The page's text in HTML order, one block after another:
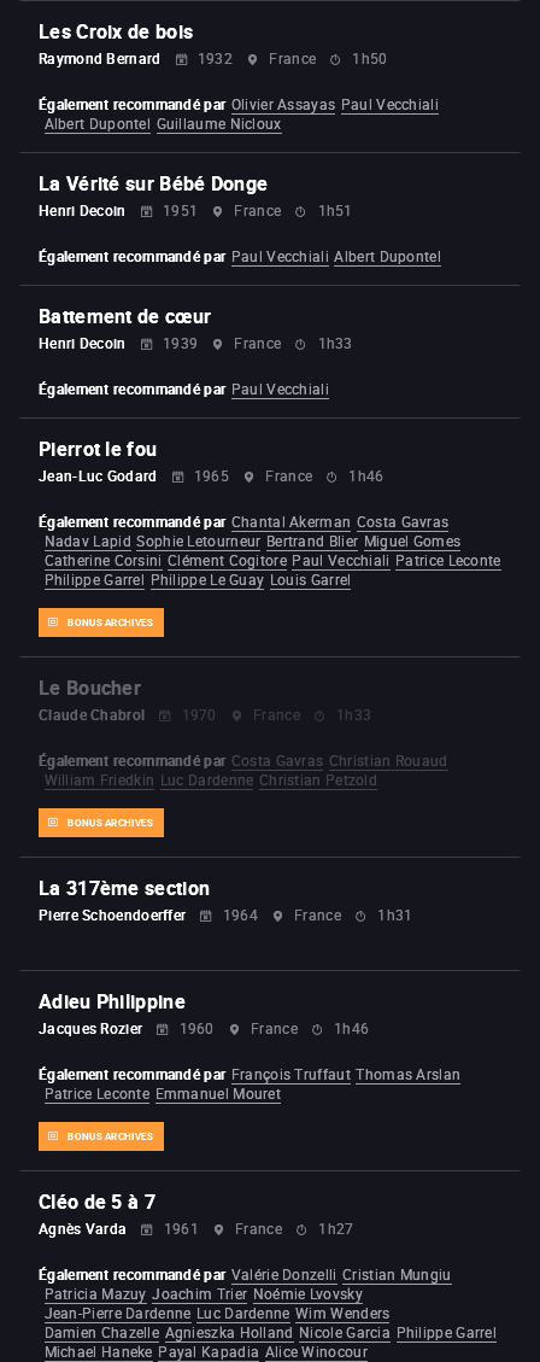
Les Croix de bois
Raymond Bernard 1932 France 1h50
Également recommandé par Olivier Assayas Paul Vecchiali
Albert Dupontel Guillaume Nicloux
La Vérité sur Bébé Donge
Henri Decoin 1951 France 1h51
Également recommandé par Paul Vecchiali Albert Dupontel
Battement de cœur
Henri Decoin 1939 France 1h33
Également recommandé par Paul Vecchiali
Pierrot le fou
Jean-Luc Godard 1965 France 1h46
BONUS ARCHIVES
Également recommandé par Chantal Akerman Costa Gavras
Nadav Lapid Sophie Letourneur Bertrand Blier Miguel Gomes
Catherine Corsini Clément Cogitore Paul Vecchiali Patrice Leconte
Philippe Garrel Philippe Le Guay Louis Garrel
Le Boucher
Claude Chabrol 1970 France 1h33
BONUS ARCHIVES
Également recommandé par Costa Gavras Christian Rouaud
William Friedkin Luc Dardenne Christian Petzold
La 317ème section
Pierre Schoendoerffer 1964 France 1h31
Adieu Philippine
Jacques Rozier 1960 France 1h46
BONUS ARCHIVES
Également recommandé par François Truffaut Thomas Arslan
Patrice Leconte Emmanuel Mouret
Cléo de 5 à 7
Agnès Varda 1961 France 1h27
Également recommandé par Valérie Donzelli Cristian Mungiu
Patricia Mazuy Joachim Trier Noémie Lvovsky
Jean-Pierre Dardenne Luc Dardenne Wim Wenders
Damien Chazelle Agnieszka Holland Nicole Garcia Philippe Garrel
Michael Haneke Payal Kapadia Alice Winocour